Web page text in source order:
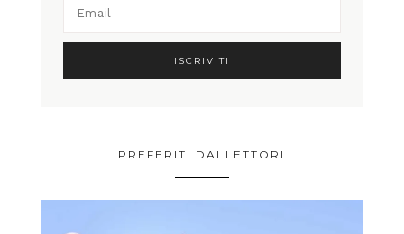
PREFERITI DAI LETTORI